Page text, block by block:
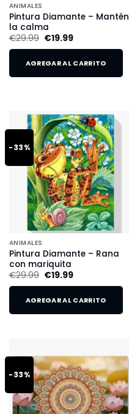
ANIMALES
Pintura Diamante – Mantén
la calma
€29.99 €19.99
AGREGAR AL CARRITO
-33%
ANIMALES
Pintura Diamante – Rana
con mariquita
€29.99 €19.99
AGREGAR AL CARRITO
-33%